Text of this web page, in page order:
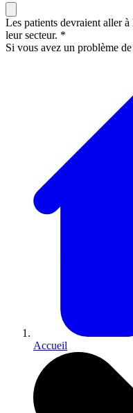
Les patients devraient aller
leur secteur. *
Si vous avez un problème
Accueil